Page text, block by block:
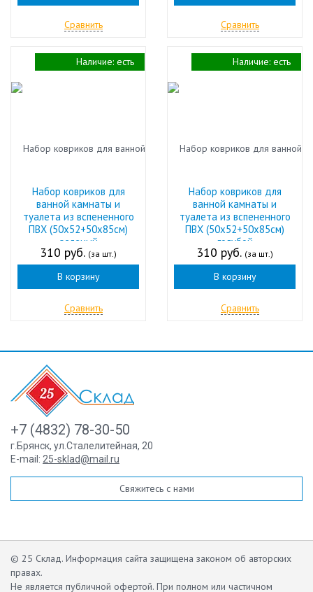
Сравнить Сравнить
Набор ковриков для
ванной камнаты и
туалета из вспененного
ПВХ (50х52+50х85см)
зеленый
310 руб. (за шт.)
В корзину
Сравнить
Наличие: есть
Набор ковриков для
ванной камнаты и
туалета из вспененного
ПВХ (50х52+50х85см)
голубой
310 руб. (за шт.)
В корзину
Сравнить
Наличие: есть
+7 (4832) 78-30-50
г.Брянск, ул.Сталелитейная, 20
E-mail: 25-sklad@mail.ru
Свяжитесь с нами
© 25 Склад. Информация сайта защищена законом об авторских
правах.
Не является публичной офертой. При полном или частичном